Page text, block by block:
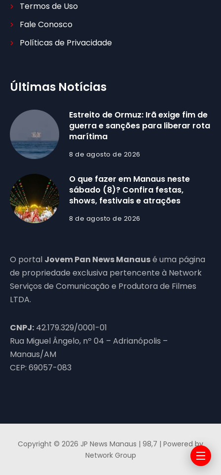
Termos de Uso
Fale Conosco
Políticas de Privacidade
Últimas Notícias
Estreito de Ormuz: Irã exige fim de
guerra e sanções para liberar rota
marítima
8 de agosto de 2026
O que fazer em Manaus neste
sábado (8)? Confira festas,
shows, festivais e atrações
8 de agosto de 2026
O portal Jovem Pan News Manausé uma página
de propriedade exclusiva pertencente à Network
Serviços de Comunicação e Produtora de Filmes
LTDA.
CNPJ: 42.179.329/0001-01
Rua Miguel Ângelo, nº 04 – Adrianópolis –
Manaus/AM
CEP: 69057-083
Copyright © 2026 JP News Manaus | 98,7 | Powered by
Network Group